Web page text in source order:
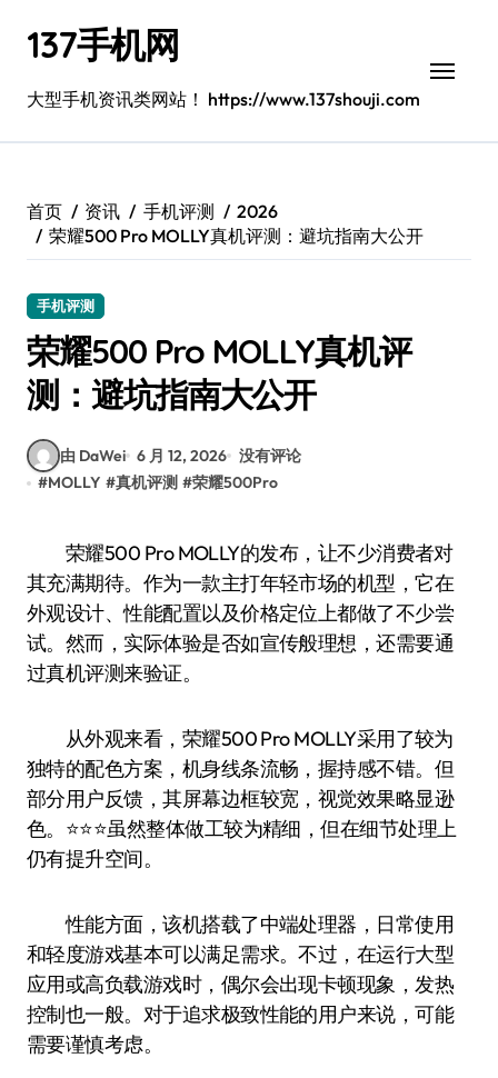
137手机网
大型手机资讯类网站！ https://www.137shouji.com
首页 资讯 手机评测
2026
荣耀500 Pro MOLLY真机评测：避坑指南大公开
手机评测
荣耀500 Pro MOLLY真机评
测：避坑指南大公开
由 DaWei 6 月 12, 2026 没有评论
#MOLLY #真机评测 #荣耀500Pro
荣耀500 Pro MOLLY的发布，让不少消费者对
其充满期待。作为一款主打年轻市场的机型，它在
外观设计、性能配置以及价格定位上都做了不少尝
试。然而，实际体验是否如宣传般理想，还需要通
过真机评测来验证。
从外观来看，荣耀500 Pro MOLLY采用了较为
独特的配色方案，机身线条流畅，握持感不错。但
部分用户反馈，其屏幕边框较宽，视觉效果略显逊
色。⭐️⭐️⭐️虽然整体做工较为精细，但在细节处理上
仍有提升空间。
性能方面，该机搭载了中端处理器，日常使用
和轻度游戏基本可以满足需求。不过，在运行大型
应用或高负载游戏时，偶尔会出现卡顿现象，发热
控制也一般。对于追求极致性能的用户来说，可能
需要谨慎考虑。